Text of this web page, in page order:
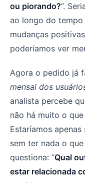
ou piorando?”.
ao longo do tempo
mudanças
poderíamos ver
Agora o pedido já
mensal dos
analista percebe
não há muito o
Estaríamos
sem ter nada o
questiona: “Qual
estar relacionada